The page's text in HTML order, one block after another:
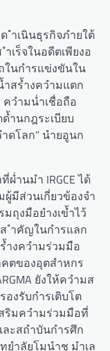
ำเนินธุรกิจภำยใต้
เร็จในอดีตเพียงอ
ในกำรแข่งขันใน
ำสร้ำงควำมแตก
วำมน่ำเชื่อถือ
ำนกฎระเบียบ
ดโลก” นำยอูนก
ผ่ำนมำ IRGCE ได้
มีส่วนเกี่ยวข้องจำ
ถุงมือยำงเข้ำไว้
ำคัญในกำรแลก
ำงควำมร่วมมือ
ตของอุตสำหกร
ยังให้ควำมส
งรับกำรเติบโต
ริมควำมร่วมมือที่
ะสถำบันกำรศึก
ยำลัยโมนำช มำเล